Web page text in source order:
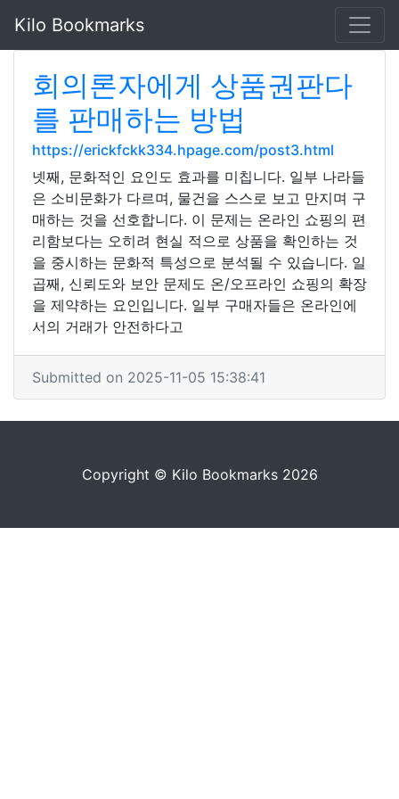
Kilo Bookmarks
회의론자에게 상품권판다
를 판매하는 방법
https://erickfckk334.hpage.com/post3.html
넷째, 문화적인 요인도 효과를 미칩니다. 일부 나라들
은 소비문화가 다르며, 물건을 스스로 보고 만지며 구
매하는 것을 선호합니다. 이 문제는 온라인 쇼핑의 편
리함보다는 오히려 현실 적으로 상품을 확인하는 것
을 중시하는 문화적 특성으로 분석될 수 있습니다. 일
곱째, 신뢰도와 보안 문제도 온/오프라인 쇼핑의 확장
을 제약하는 요인입니다. 일부 구매자들은 온라인에
서의 거래가 안전하다고
Submitted on 2025-11-05 15:38:41
Copyright © Kilo Bookmarks 2026